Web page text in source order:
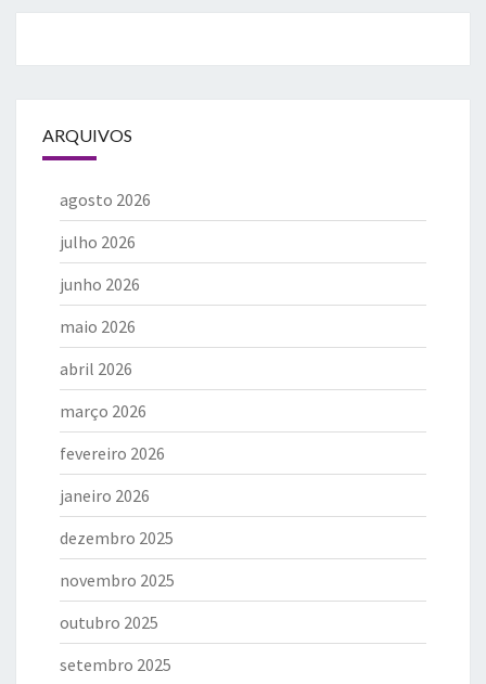
ARQUIVOS
agosto 2026
julho 2026
junho 2026
maio 2026
abril 2026
março 2026
fevereiro 2026
janeiro 2026
dezembro 2025
novembro 2025
outubro 2025
setembro 2025